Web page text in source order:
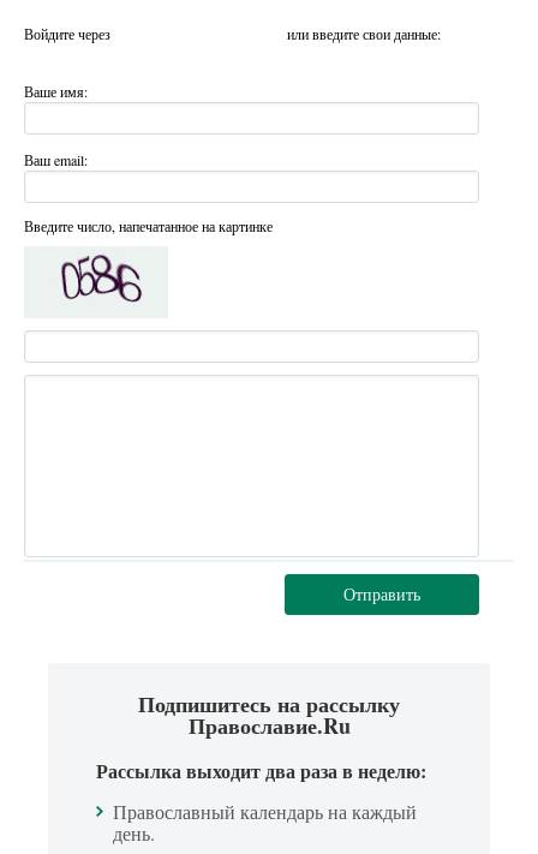
Войдите через или введите свои данные:
Ваше имя:
Ваш email:
Введите число, напечатанное на картинке
Отправить
Подпишитесь на рассылку
Православие.Ru
Рассылка выходит два раза в неделю:
Православный календарь на каждый
день.